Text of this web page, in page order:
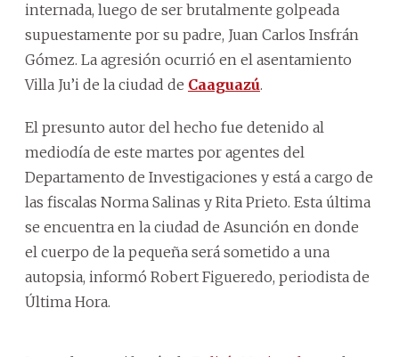
internada, luego de ser brutalmente golpeada
supuestamente por su padre, Juan Carlos Insfrán
Gómez. La agresión ocurrió en el asentamiento
Villa Ju’i de la ciudad de Caaguazú.
El presunto autor del hecho fue detenido al
mediodía de este martes por agentes del
Departamento de Investigaciones y está a cargo de
las fiscalas Norma Salinas y Rita Prieto. Esta última
se encuentra en la ciudad de Asunción en donde
el cuerpo de la pequeña será sometido a una
autopsia, informó Robert Figueredo, periodista de
Última Hora.